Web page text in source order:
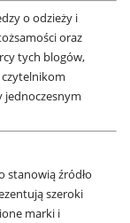
o odzieży i
oraz
tych blogów,
jednoczesnym
stanowią źródło
szeroki
marki i